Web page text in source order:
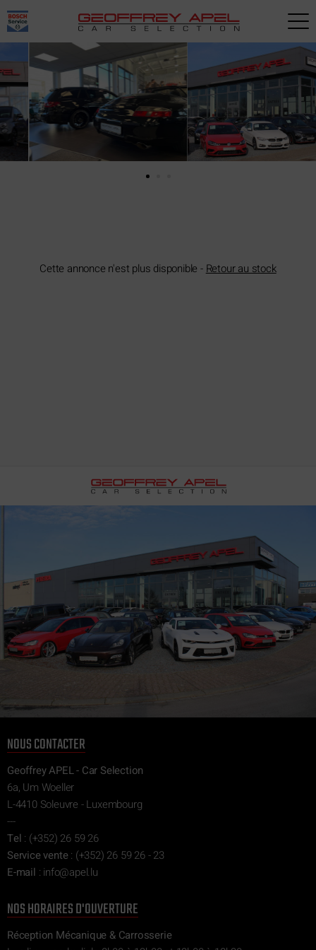
Cette annonce n'est plus disponible - Retour au stock
NOUS CONTACTER
Geoffrey APEL - Car Selection
6a, Um Woeller
L-4410 Soleuvre - Luxembourg
---
Tel : (+352) 26 59 26
Service vente: (+352) 26 59 26 - 23
E-mail : ul.l
epa@of
ni
NOS HORAIRES D'OUVERTURE
Réception Mécanique & Carrosserie